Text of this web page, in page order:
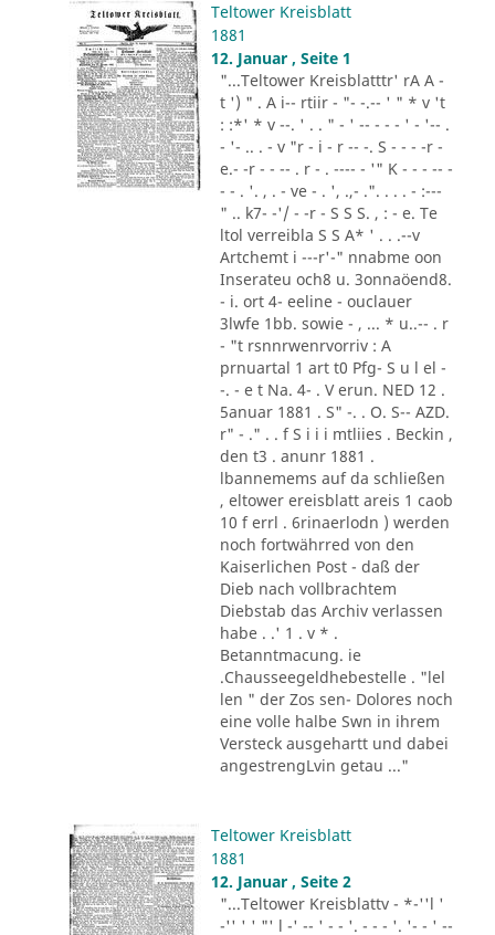
Teltower Kreisblatt
1881
12. Januar , Seite 1
"...Teltower Kreisblatttr' rA A -
t ') " . A i-- rtiir - "- -.-- ' " * v 't
: :*' * v --. ' . . " - ' -- - - - ' - '-- .
- '- .. . - v "r - i - r -- -. S - - - -r -
e.- -r - - -- . r - . ---- - '" K - - - -- -
- - . '. , . - ve - . ', .,- .". . . . - :---
" .. k7- -'/ - -r - S S S. , : - e. Te
ltol verreibla S S A* ' . . .--v
Artchemt i ---r'-" nnabme oon
Inserateu och8 u. 3onnaöend8.
- i. ort 4- eeline - ouclauer
3lwfe 1bb. sowie - , ... * u..-- . r
- "t rsnnrwenrvorriv : A
prnuartal 1 art t0 Pfg- S u l el -
-. - e t Na. 4- . V erun. NED 12 .
5anuar 1881 . S" -. . O. S-- AZD.
r" - ." . . f S i i i mtliies . Beckin ,
den t3 . anunr 1881 .
lbannemems auf da schließen
, eltower ereisblatt areis 1 caob
10 f errl . 6rinaerlodn ) werden
noch fortwährred von den
Kaiserlichen Post - daß der
Dieb nach vollbrachtem
Diebstab das Archiv verlassen
habe . .' 1 . v * .
Betanntmacung. ie
.Chausseegeldhebestelle . "lel
len " der Zos sen- Dolores noch
eine volle halbe Swn in ihrem
Versteck ausgehartt und dabei
angestrengLvin getau ..."
Teltower Kreisblatt
1881
12. Januar , Seite 2
"...Teltower Kreisblattv - *-''l '
-'' ' ' "' l -' -- ' - - '. - - - '. '- - ' --